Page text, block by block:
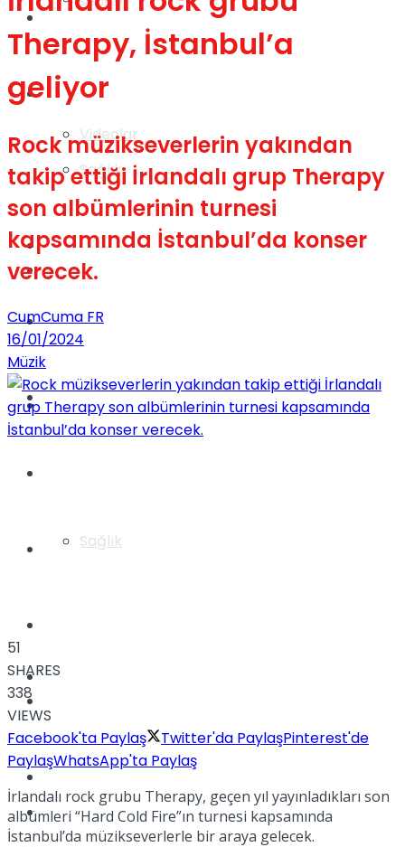
Videolar
Gündem
Yaşam
Sağlık
TV
Kadınca
Gündem
Yaşam
Sağlık
TV
Kadınca
Dünya
Müzik
Spor
Therapy, İstanbul’a
geliyor
Rock müzikseverlerin yakından
takip ettiği İrlandalı grup Therapy
son albümlerinin turnesi
kapsamında İstanbul’da konser
verecek.
CumCuma FR
16/01/2024
Müzik
51
SHARES
338
VIEWS
Facebook'ta Paylaş
Twitter'da PaylaşPinterest'de
PaylaşWhatsApp'ta Paylaş
İrlandalı rock grubu Therapy, geçen yıl yayınladıkları son
albümleri “Hard Cold Fire”ın turnesi kapsamında
İstanbul’da müzikseverlerle bir araya gelecek.​​​​​​​